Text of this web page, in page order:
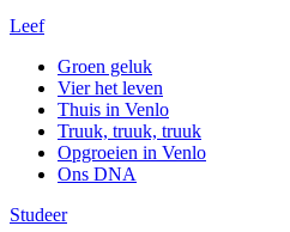
Leef
Groen geluk
Vier het leven
Thuis in Venlo
Truuk, truuk, truuk
Opgroeien in Venlo
Ons DNA
Studeer